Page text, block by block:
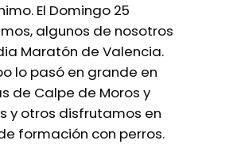
El Domingo 25
algunos de nosotros
Maratón de Valencia.
lo pasó en grande en
de Calpe de Moros y
y otros disfrutamos en
formación con perros.